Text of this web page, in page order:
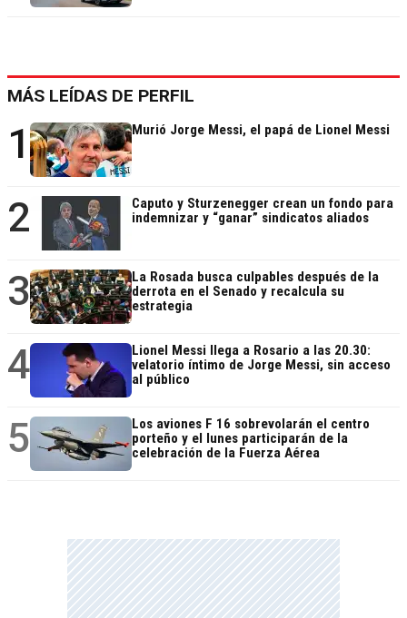
MÁS LEÍDAS DE PERFIL
1 Murió Jorge Messi, el papá de Lionel Messi
2
Caputo y Sturzenegger crean un fondo para
indemnizar y “ganar” sindicatos aliados
3
La Rosada busca culpables después de la
derrota en el Senado y recalcula su
estrategia
4
Lionel Messi llega a Rosario a las 20.30:
velatorio íntimo de Jorge Messi, sin acceso
al público
5
Los aviones F 16 sobrevolarán el centro
porteño y el lunes participarán de la
celebración de la Fuerza Aérea